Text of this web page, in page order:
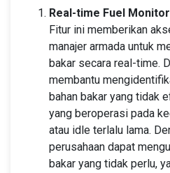
Real-time Fuel
Fitur ini memberikan
manajer armada untuk
bakar secara real-time.
membantu
bahan bakar yang tidak
yang beroperasi pada
atau idle terlalu lama.
perusahaan dapat
bakar yang tidak perlu,